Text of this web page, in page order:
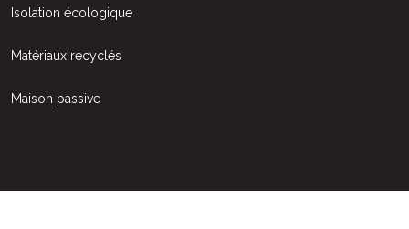
Isolation écologique
Matériaux recyclés
Maison passive